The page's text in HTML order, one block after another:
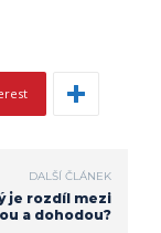
DALŠÍ ČLÁNEK
je rozdíl mezi
a dohodou?